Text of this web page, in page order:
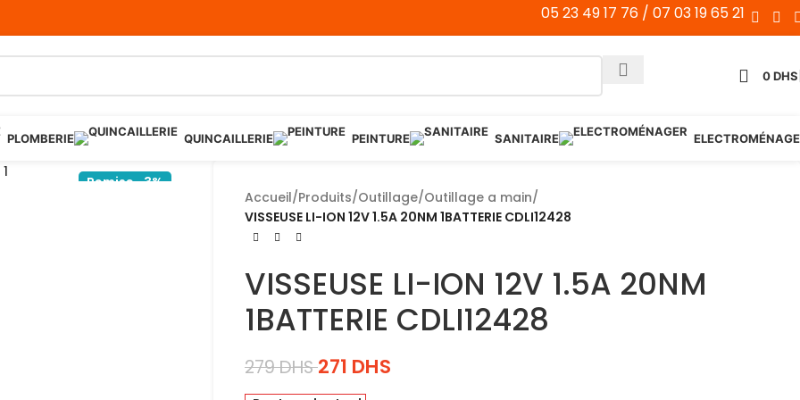
05 23 49 17 76 / 07 03 19 65 21
0DHS
PLOMBERIE QUINCAILLERIE PEINTURE SANITAIRE
Remise -3%
Accueil/Produits/Outillage/Outillage a main/
VISSEUSE LI-ION 12V 1.5A 20NM 1BATTERIE CDLI12428
VISSEUSE LI-ION 12V 1.5A 20NM
1BATTERIE CDLI12428
279DHS 271 DHS